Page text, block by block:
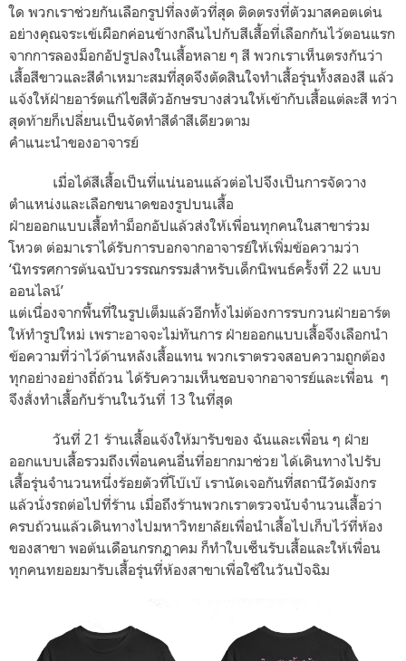
ใด พวกเราช่วยกันเลือกรูปที่ลงตัวที่สุด ติดตรงที่ตัวมาสคอตเด่น
อย่างคุณจระเข้เผือกค่อนข้างกลืนไปกับสีเสื้อที่เลือกกันไว้ตอนแรก
จากการลองม็อกอัปรูปลงในเสื้อหลาย ๆ สี พวกเราเห็นตรงกันว่า
เสื้อสีขาวและสีดำเหมาะสมที่สุดจึงตัดสินใจทำเสื้อรุ่นทั้งสองสี แล้ว
แจ้งให้ฝ่ายอาร์ตแก้ไขสีตัวอักษรบางส่วนให้เข้ากับเสื้อแต่ละสี ทว่า
สุดท้ายก็เปลี่ยนเป็นจัดทำสีดำสีเดียวตาม
คำแนะนำของอาจารย์
เมื่อได้สีเสื้อเป็นที่แน่นอนแล้วต่อไปจึงเป็นการจัดวาง
ตำแหน่งและเลือกขนาดของรูปบนเสื้อ
ฝ่ายออกแบบเสื้อทำม็อกอัปแล้วส่งให้เพื่อนทุกคนในสาขาร่วม
โหวต ต่อมาเราได้รับการบอกจากอาจารย์ให้เพิ่มข้อความว่า
‘นิทรรศการต้นฉบับวรรณกรรมสำหรับเด็กนิพนธ์ครั้งที่ 22 แบบ
ออนไลน์’
แต่เนื่องจากพื้นที่ในรูปเต็มแล้วอีกทั้งไม่ต้องการรบกวนฝ่ายอาร์ต
ให้ทำรูปใหม่ เพราะอาจจะไม่ทันการ ฝ่ายออกแบบเสื้อจึงเลือกนำ
ข้อความที่ว่าไว้ด้านหลังเสื้อแทน พวกเราตรวจสอบความถูกต้อง
ทุกอย่างอย่างถี่ถ้วน ได้รับความเห็นชอบจากอาจารย์และเพื่อน ๆ
จึงสั่งทำเสื้อกับร้านในวันที่ 13 ในที่สุด
วันที่ 21 ร้านเสื้อแจ้งให้มารับของ ฉันและเพื่อน ๆ ฝ่าย
ออกแบบเสื้อรวมถึงเพื่อนคนอื่นที่อยากมาช่วย ได้เดินทางไปรับ
เสื้อรุ่นจำนวนหนึ่งร้อยตัวที่โบ๊เบ๊ เรานัดเจอกันที่สถานีวัดมังกร
แล้วนั่งรถต่อไปที่ร้าน เมื่อถึงร้านพวกเราตรวจนับจำนวนเสื้อว่า
ครบถ้วนแล้วเดินทางไปมหาวิทยาลัยเพื่อนำเสื้อไปเก็บไว้ที่ห้อง
ของสาขา พอต้นเดือนกรกฎาคม ก็ทำใบเซ็นรับเสื้อและให้เพื่อน
ทุกคนทยอยมารับเสื้อรุ่นที่ห้องสาขาเพื่อใช้ในวันปัจฉิม